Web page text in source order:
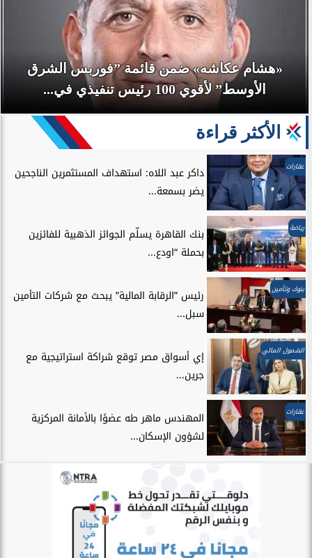
«هشام عكاشه» ضمن قائمة ”فوربس الشرق
الأوسط” لأقوي 100 رئيس تنفيذي في...
الأكثر قراءة
عقارات
داكر عبد اللاه: استهداف المستثمرين الناجحين
يضر بسمعة...
رياضة
بنك القاهرة يسلّم الجوائز الذهبية للفائزين
بحملة “اودع...
بنوك وتأمين
رئيس ”الرقابة المالية” يبحث مع شركات التأمين
سبل...
الشمول المالي
إي أسواق مصر توقع شراكة استراتيجية مع
جرين...
عقارات
المهندس ماهر طه عضوًا بالأمانة المركزية
لشؤون الإسكان...